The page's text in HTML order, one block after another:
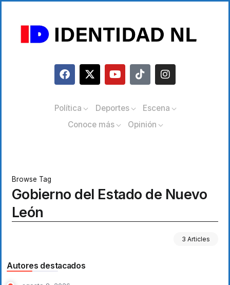
Política Deportes
Escena
Conoce más
Opinión
Browse Tag
Gobierno del Estado de Nuevo
León
3 Articles
Autores destacados